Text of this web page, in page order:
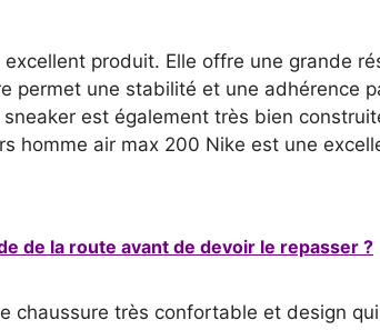
produit. Elle offre une grande
permet une stabilité et une adhérence
est également très bien
homme air max 200 Nike est une
de la route avant de devoir le repasser ?
chaussure très confortable et design